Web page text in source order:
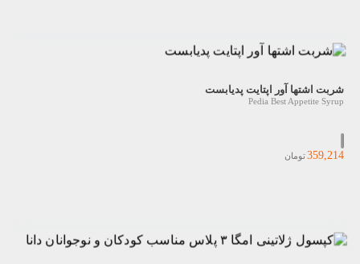
شربت اشتها آور اپتایت پدیابست
Pedia Best Appetite Syrup
359,214تومان